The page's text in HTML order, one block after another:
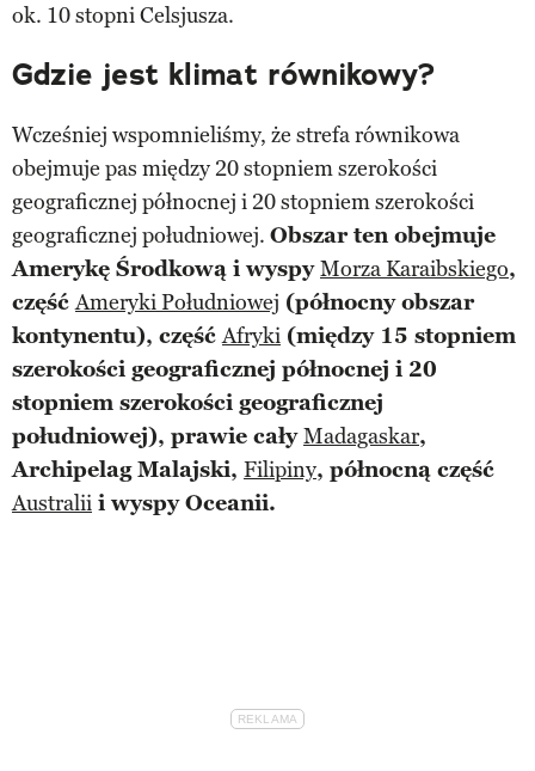
ok. 10 stopni Celsjusza.
Gdzie jest klimat równikowy?
Wcześniej wspomnieliśmy, że strefa równikowa
obejmuje pas między 20 stopniem szerokości
geograficznej północnej i 20 stopniem szerokości
geograficznej południowej. Obszar ten obejmuje
Amerykę Środkową i wyspyMorza Karaibskiego,
częśćAmeryki Południowej (północny obszar
kontynentu), częśćAfryki (między 15 stopniem
szerokości geograficznej północnej i 20
stopniem szerokości geograficznej
południowej), prawie całyMadagaskar,
Archipelag Malajski, Filipiny, północną część
Australii i wyspy Oceanii.